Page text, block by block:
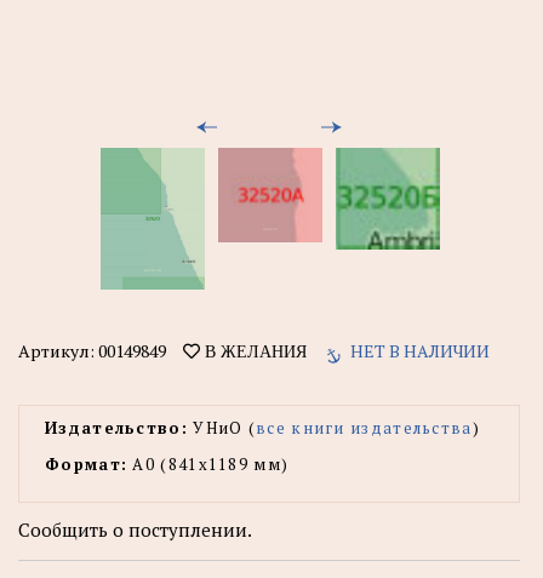
Артикул: 00149849 В ЖЕЛАНИЯ НЕТ В НАЛИЧИИ
Издательство: УНиО (все книги издательства)
Формат: А0 (841x1189 мм)
Сообщить о поступлении.